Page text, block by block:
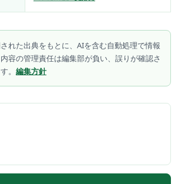
れた出典をもとに、AIを含む自動処理で情報
容の管理責任は編集部が負い、誤りが確認さ
。 編集方針